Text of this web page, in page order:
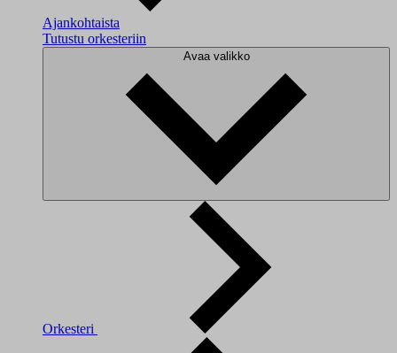
Ajankohtaista
Tutustu orkesteriin
Avaa valikko
Orkesteri